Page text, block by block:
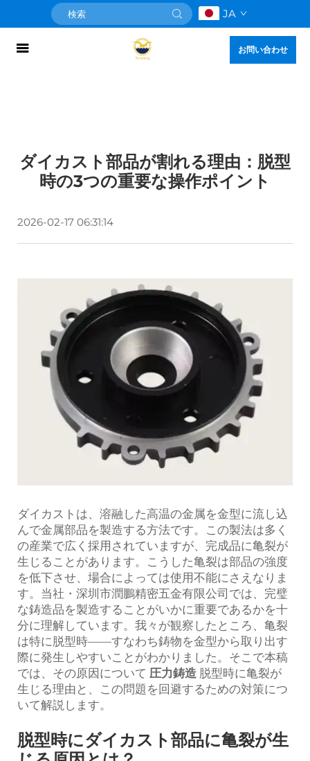
JA
お問い合わせ
ダイカスト部品が割れる理由：脱型
時の3つの重要な操作ポイント
2026-02-17 06:31:14
ダイカストは、溶融した高温の金属を金型に流し込
んで金属部品を製造する方法です。この製法は多く
の産業で広く採用されていますが、完成品に亀裂が
生じることがあります。こうした亀裂は部品の強度
を低下させ、場合によっては使用不能にさえなりま
す。当社・深圳市潤鵬精密五金有限公司では、完璧
な鋳造品を製造することがいかに重要であるかを十
分に理解しています。我々が観察したところ、亀裂
は特に脱型時——すなわち鋳物を金型から取り出す
際に発生しやすいことがわかりました。そこで本稿
では、その原因について 圧力鋳造 脱型時に亀裂が
生じる理由と、この問題を回避するための対策につ
いて解説します。
脱型時にダイカスト部品に亀裂が生